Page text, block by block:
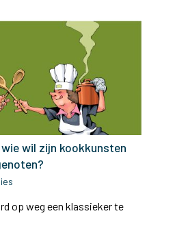
wil zijn kookkunsten
op weg een klassieker te